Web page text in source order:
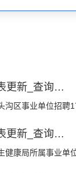
2026北京事业单位职位表更新_查询入口
2026广东医疗卫生职位表更新_查询入口